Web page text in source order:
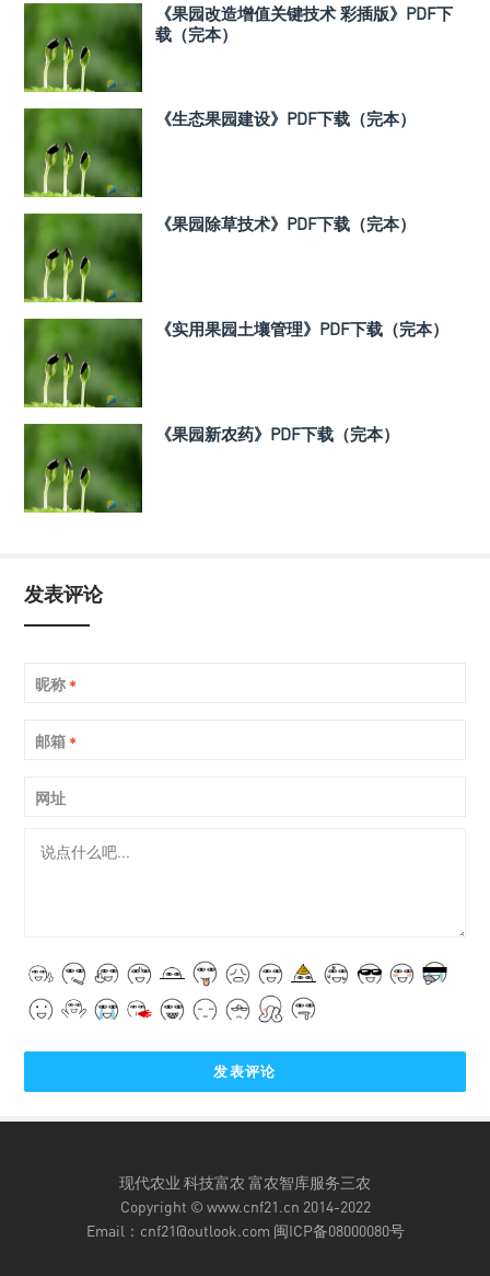
《果园改造增值关键技术 彩插版》PDF下
载（完本）
《生态果园建设》PDF下载（完本）
《果园除草技术》PDF下载（完本）
《实用果园土壤管理》PDF下载（完本）
《果园新农药》PDF下载（完本）
发表评论
昵称 *
邮箱 *
网址
现代农业 科技富农 富农智库服务三农
Copyright © www.cnf21.cn 2014-2022
Email： cnf21@outlook.com 闽ICP备08000080号